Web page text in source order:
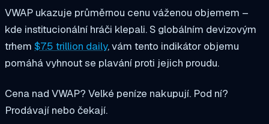
VWAP ukazuje průměrnou cenu váženou objemem –
kde institucionální hráči klepali. S globálním devizovým
trhem $7.5 trillion daily, vám tento indikátor objemu
pomáhá vyhnout se plavání proti jejich proudu.
Cena nad VWAP? Velké peníze nakupují. Pod ní?
Prodávají nebo čekají.